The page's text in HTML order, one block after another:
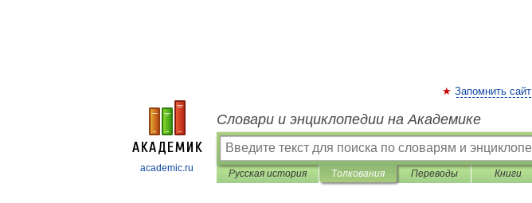
academic.ru
Запомнить сайт
Словари и энциклопедии на Академике
Русская история Толкования Переводы Книги